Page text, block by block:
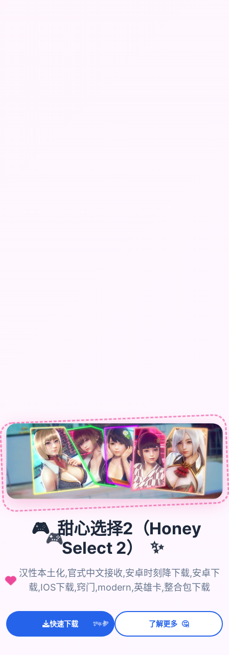
🎮
🎮 甜心选择2（Honey
Select 2）
✨
汉性本土化,官式中文接收,安卓时刻降下载,安卓下
载,IOS下载,窍门,modern,英雄卡,整合包下载
快速下载 ✨
⭐💫 了解更多 🤔